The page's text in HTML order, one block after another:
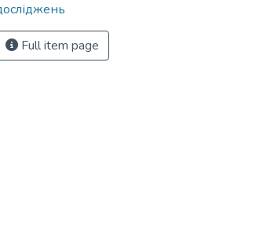
Full item page